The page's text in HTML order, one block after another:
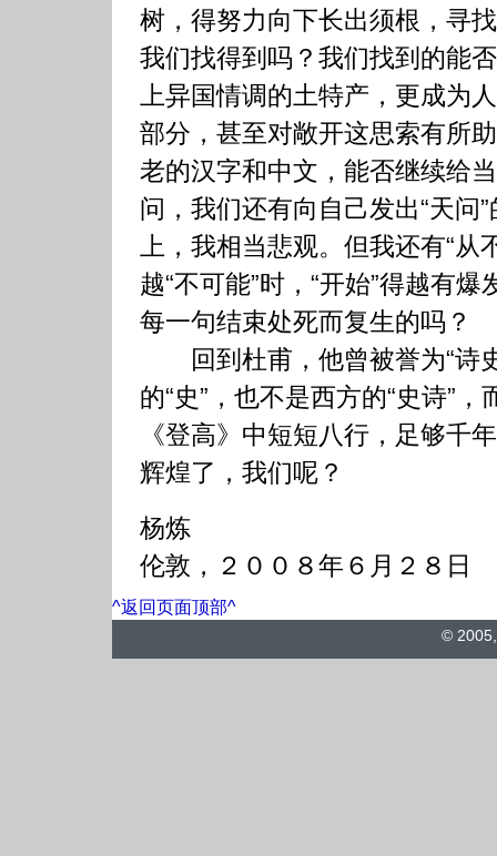
树，得努力向下长出须根，寻
我们找得到吗？我们找到的能
上异国情调的土特产，更成为
部分，甚至对敞开这思索有所
老的汉字和中文，能否继续给
问，我们还有向自己发出“天问
上，我相当悲观。但我还有“从
越“不可能”时，“开始”得越有
每一句结束处死而复生的吗？
回到杜甫，他曾被誉为“诗史
的“史”，也不是西方的“史诗”，
《登高》中短短八行，足够千
辉煌了，我们呢？
杨炼
伦敦，２００８年６月２８日
^返回页面顶部^
©